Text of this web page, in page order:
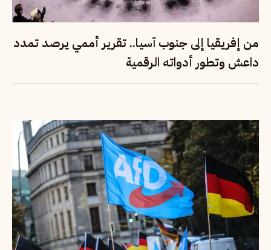
من إفريقيا إلى جنوب آسيا.. تقرير أممي يرصد تمدد
داعش وتطور أدواته الرقمية